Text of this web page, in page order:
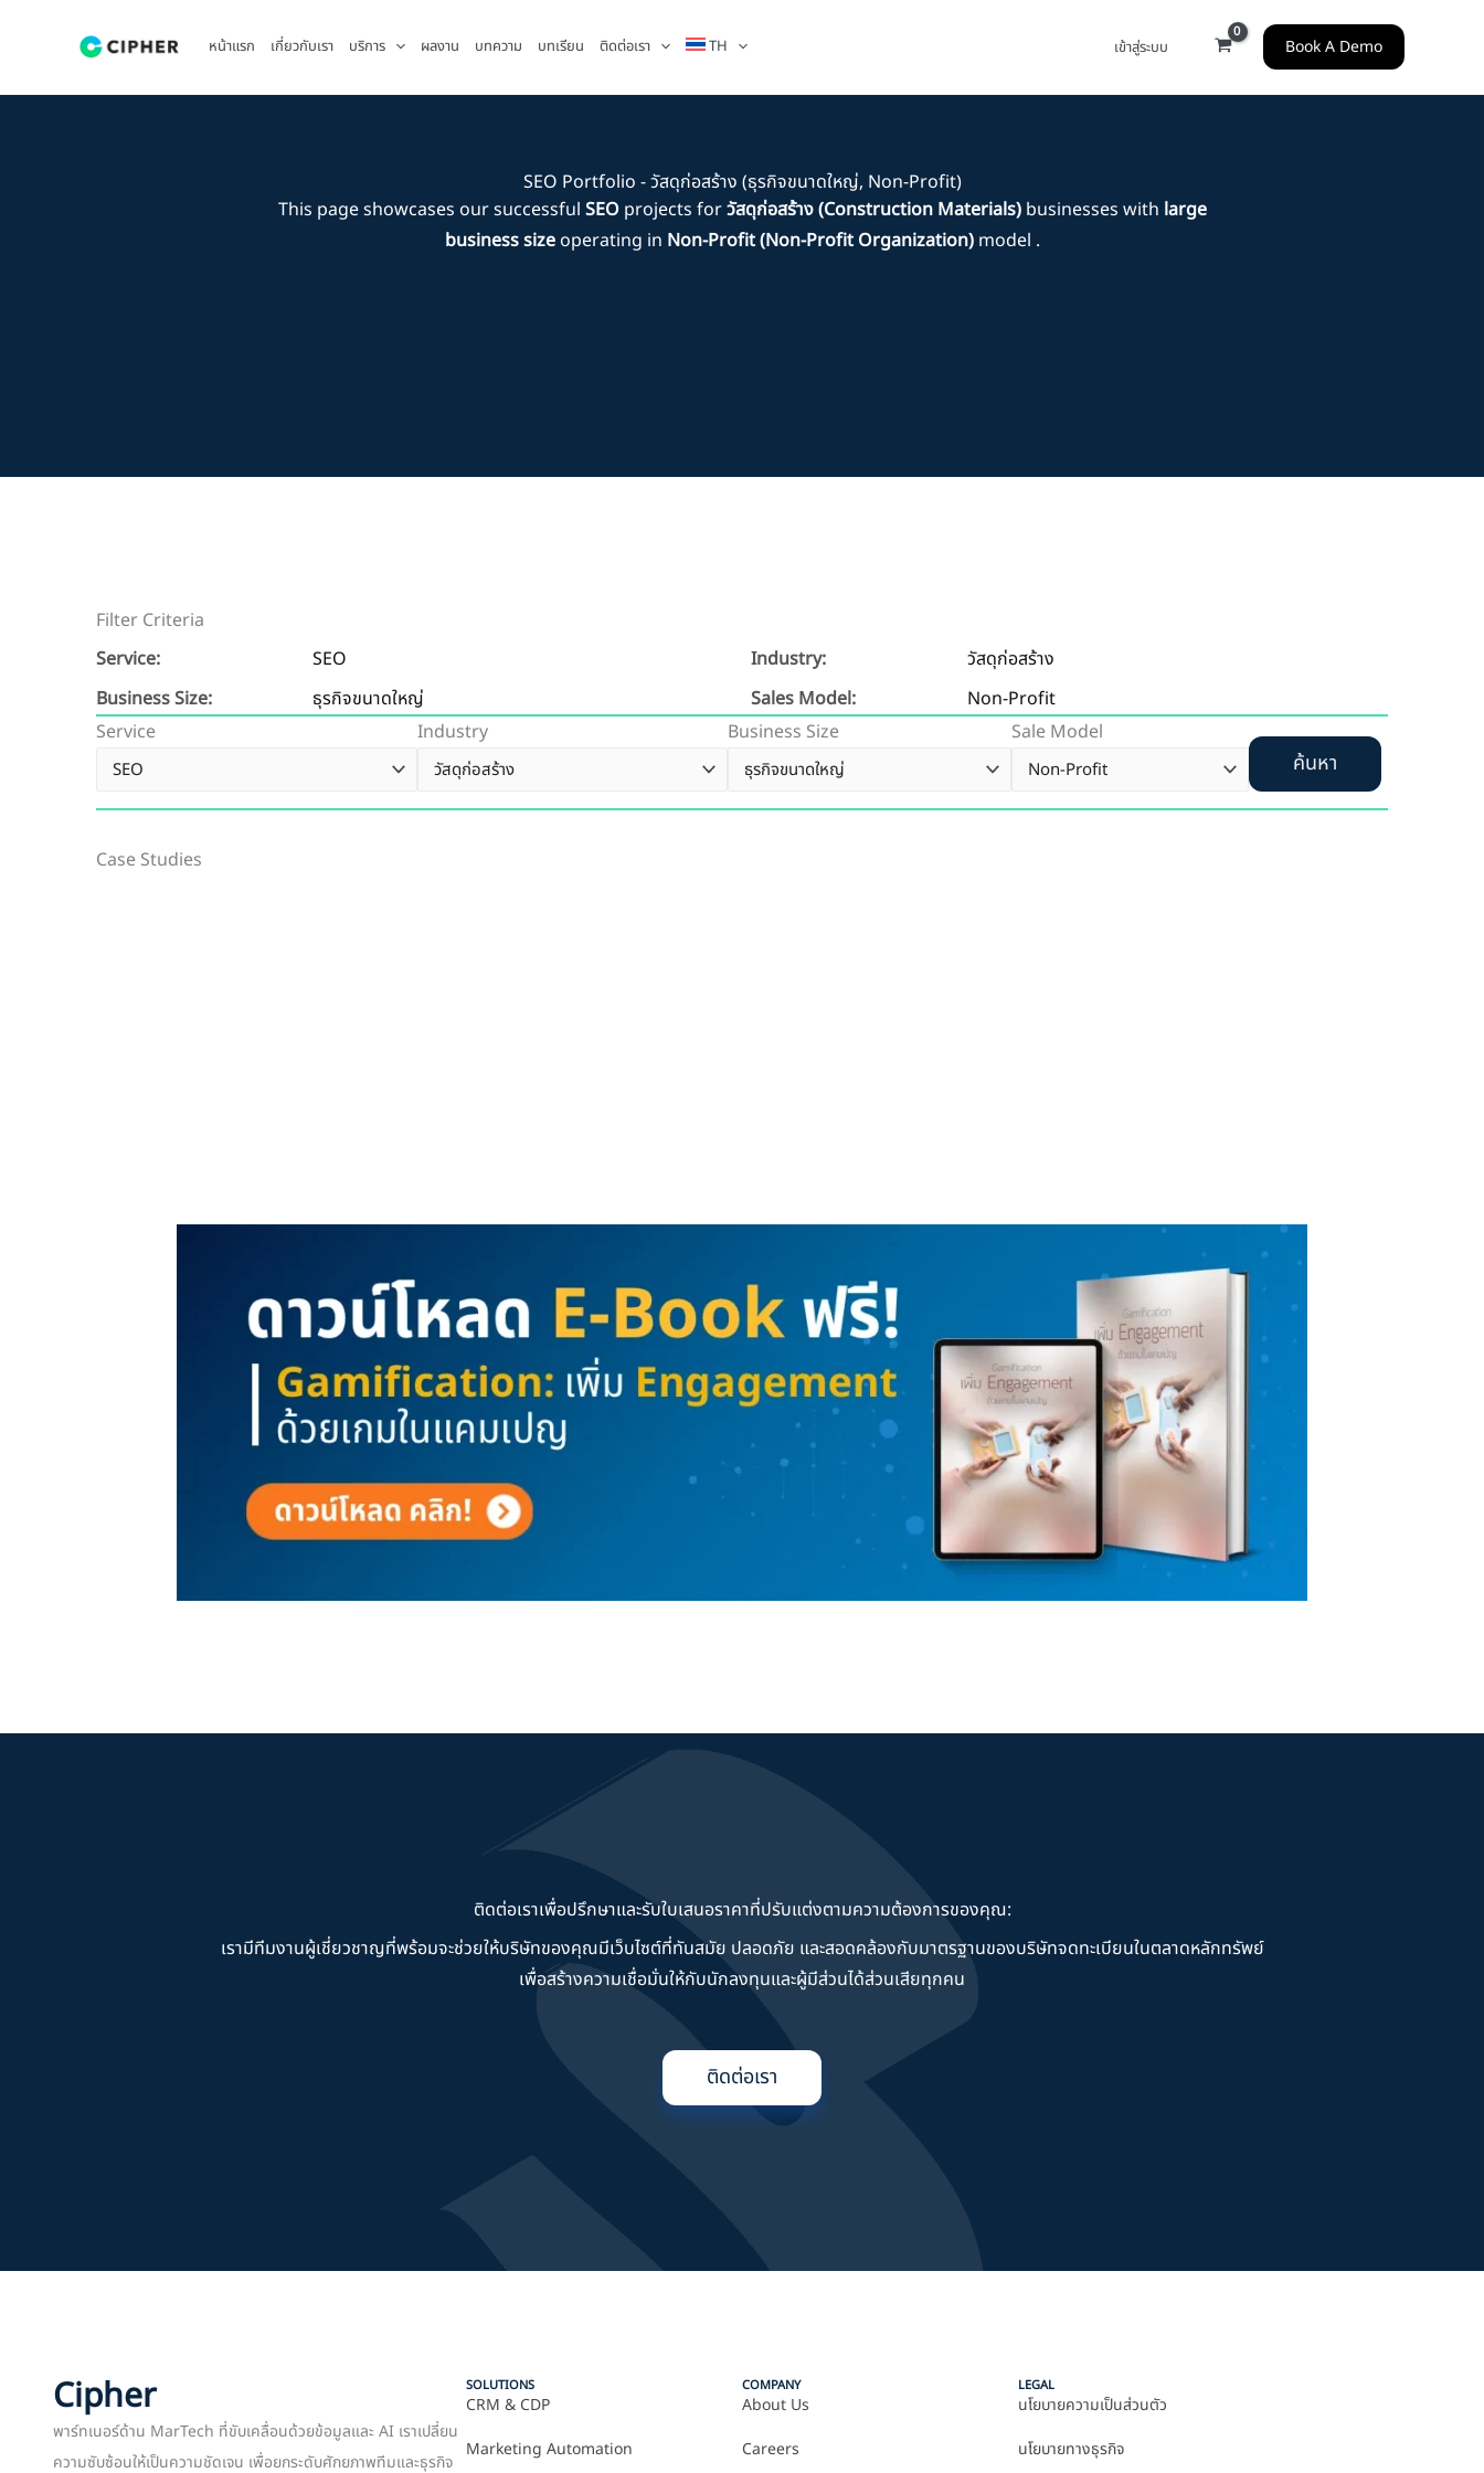
หน้าแรก เกี่ยวกับเรา บริการ ผลงาน บทความ บทเรียน ติดต่อเรา TH เข้าสู่ระบบ Book A Demo
SEO Portfolio - วัสดุก่อสร้าง (ธุรกิจขนาดใหญ่, Non-Profit)
This page showcases our successful SEOprojects forวัสดุก่อสร้าง (Construction Materials)businesses with large
business sizeoperating in Non-Profit (Non-Profit Organization)model .
Filter Criteria
Service:
SEO Industry:
วัสดุก่อสร้าง
Business Size:
ธุรกิจขนาดใหญ่ Sales Model:
Non-Profit
Service
Industry Business Size Sale Model
ค้นหา
Case Studies
ติดต่อเราเพื่อปรึกษาและรับใบเสนอราคาที่ปรับแต่งตามความต้องการของคุณ:
เรามีทีมงานผู้เชี่ยวชาญที่พร้อมจะช่วยให้บริษัทของคุณมีเว็บไซต์ที่ทันสมัย ปลอดภัย และสอดคล้องกับมาตรฐานของบริษัทจดทะเบียนในตลาดหลักทรัพย์
เพื่อสร้างความเชื่อมั่นให้กับนักลงทุนและผู้มีส่วนได้ส่วนเสียทุกคน
ติดต่อเรา
Cipher
พาร์ทเนอร์ด้าน MarTech ที่ขับเคลื่อนด้วยข้อมูลและ AI เราเปลี่ยน
ความซับซ้อนให้เป็นความชัดเจน เพื่อยกระดับศักยภาพทีมและธุรกิจ
SOLUTIONS
CRM & CDP
Marketing Automation
COMPANY
About Us
Careers
LEGAL
นโยบายความเป็นส่วนตัว
นโยบายทางธุรกิจ